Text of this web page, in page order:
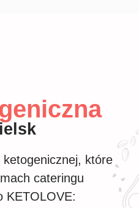
które
cateringu
KETOLOVE: